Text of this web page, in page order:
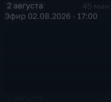
2 августа
45 мин
Эфир 02.08.2026 · 17:00